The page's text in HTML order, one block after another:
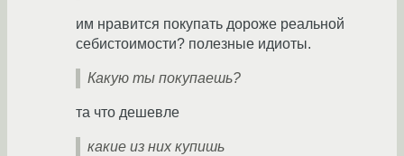
им нравится покупать дороже реальной
себистоимости? полезные идиоты.
Какую ты покупаешь?
та что дешевле
какие из них купишь